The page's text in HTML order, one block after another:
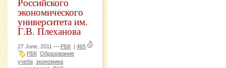
экономического
университета им.
Г.В. Плеханова
27 June, 2011 — РБК | 465
РБК Образование
учеба экономика